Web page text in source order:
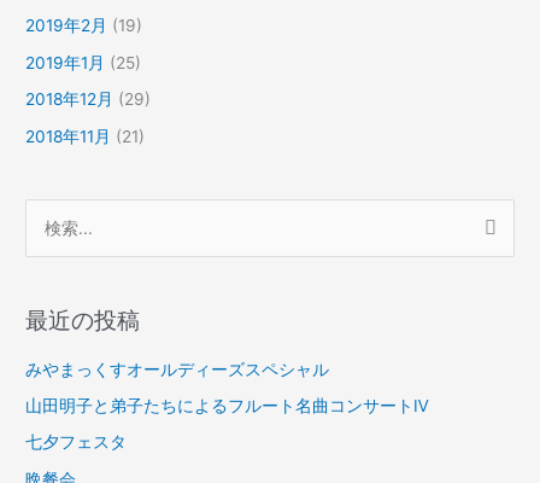
2019年2月 (19)
2019年1月 (25)
2018年12月 (29)
2018年11月 (21)
象
:
最近の投稿
みやまっくすオールディーズスペシャル
山田明子と弟子たちによるフルート名曲コンサートⅣ
七夕フェスタ